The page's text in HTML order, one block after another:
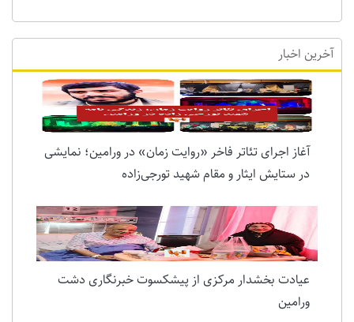
آخرین اخبار
آغاز اجرای تئاتر فاخر «روایت زمان» در ورامین؛ نمایشی
در ستایش ایثار و مقام شهید تورجی‌زاده
عیادت بخشدار مرکزی از پیشکسوت خبرنگاری دشت
ورامین